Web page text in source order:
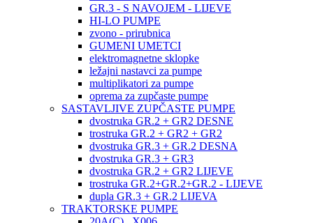
GR.3 - S NAVOJEM - LIJEVE
HI-LO PUMPE
zvono - prirubnica
GUMENI UMETCI
elektromagnetne sklopke
ležajni nastavci za pumpe
multiplikatori za pumpe
oprema za zupčaste pumpe
SASTAVLJIVE ZUPČASTE PUMPE
dvostruka GR.2 + GR2 DESNE
trostruka GR.2 + GR2 + GR2
dvostruka GR.3 + GR.2 DESNA
dvostruka GR.3 + GR3
dvostruka GR.2 + GR2 LIJEVE
trostruka GR.2+GR.2+GR.2 - LIJEVE
dupla GR.3 + GR.2 LIJEVA
TRAKTORSKE PUMPE